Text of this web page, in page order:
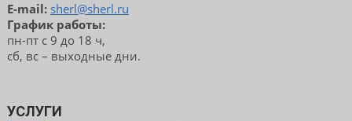
E-mail: sherl@sherl.ru
График работы:
пн-пт с 9 до 18 ч,
сб, вс – выходные дни.
УСЛУГИ